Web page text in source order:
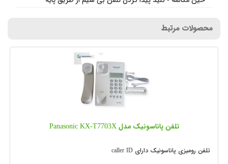
محصولات مرتبط
تلفن پاناسونیک مدل Panasonic KX-T7703X
تلفن رومیزی پاناسونیک دارای caller ID